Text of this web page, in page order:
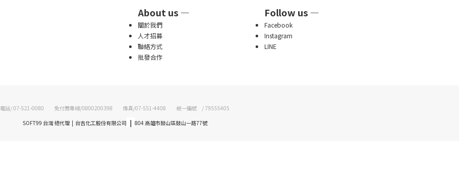
About us — Follow us —
關於我們
Facebook
人才招募
Instagram
聯絡方式
LINE
批發合作
電話/ 07-521-0080 免付費專線/0800200398 傳真/07-551-4408 統一編號 / 79555405
SOFT99 台灣 總代理 | 台吉化工股份有限公司 | 804 高雄市鼓山區鼓山一路77號